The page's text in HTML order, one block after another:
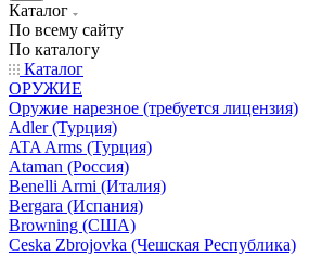
Каталог
По всему сайту
По каталогу
Каталог
ОРУЖИЕ
Оружие нарезное (требуется лицензия)
Adler (Турция)
ATA Arms (Турция)
Ataman (Россия)
Benelli Armi (Италия)
Bergara (Испания)
Browning (США)
Ceska Zbrojovka (Чешская Республика)